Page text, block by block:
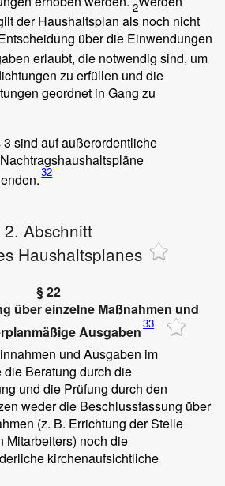
2
der Haushaltsplan als noch nicht
über die Einwendungen
erlaubt, die notwendig sind, um
zu erfüllen und die
geordnet in Gang zu
sind auf außerordentliche
32
2. Abschnitt
Haushaltsplanes
§ 22
über einzelne Maßnahmen und
Ausgaben33
und Ausgaben im
Beratung durch die
und die Prüfung durch den
weder die Beschlussfassung über
(z. B. Errichtung der Stelle
Mitarbeiters) noch die
kirchenaufsichtliche